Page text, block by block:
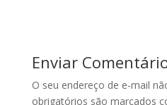
Enviar
O seu endereço de e-mail
obrigatórios são marcados